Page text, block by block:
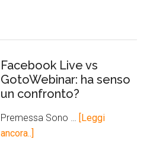
Facebook Live vs
GotoWebinar: ha senso
un confronto?
Premessa Sono …
[Leggi
ancora..]